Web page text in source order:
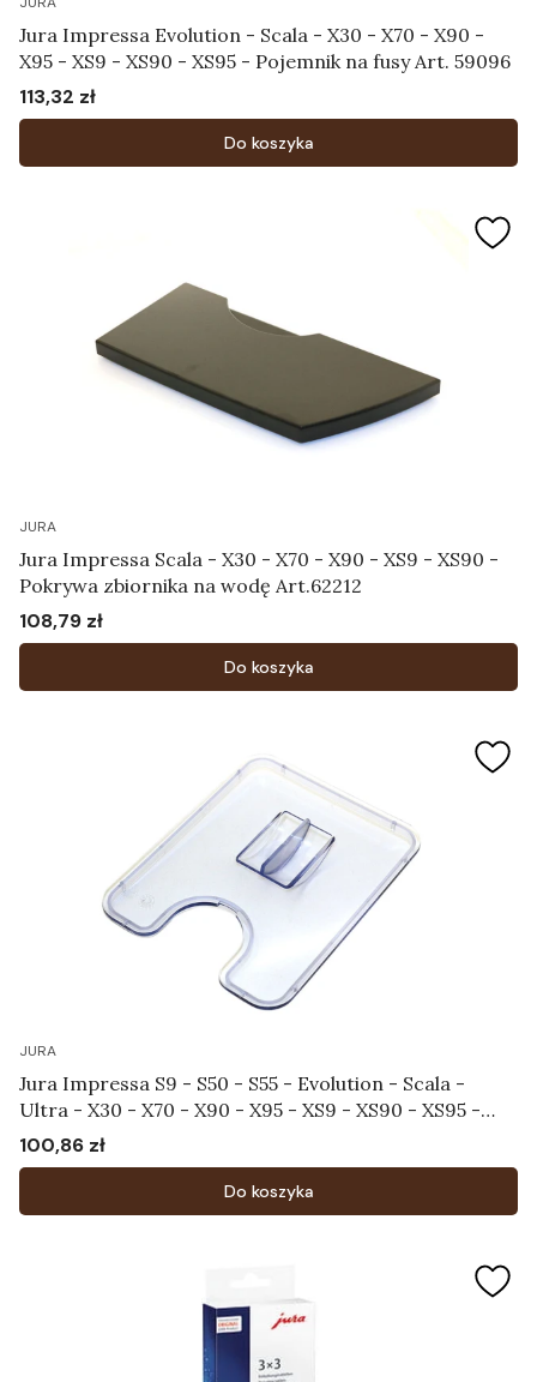
Jura Impressa Evolution - Scala - X30 - X70 - X90 -
X95 - XS9 - XS90 - XS95 - Pojemnik na fusy Art. 59096
Cena
113,32 zł
Do koszyka
JURA
Jura Impressa Scala - X30 - X70 - X90 - XS9 - XS90 -
Pokrywa zbiornika na wodę Art.62212
Cena
108,79 zł
Do koszyka
JURA
Jura Impressa S9 - S50 - S55 - Evolution - Scala -
Ultra - X30 - X70 - X90 - X95 - XS9 - XS90 - XS95 -
Pokrywa chroniąca aromat Art.58585
Cena
100,86 zł
Do koszyka